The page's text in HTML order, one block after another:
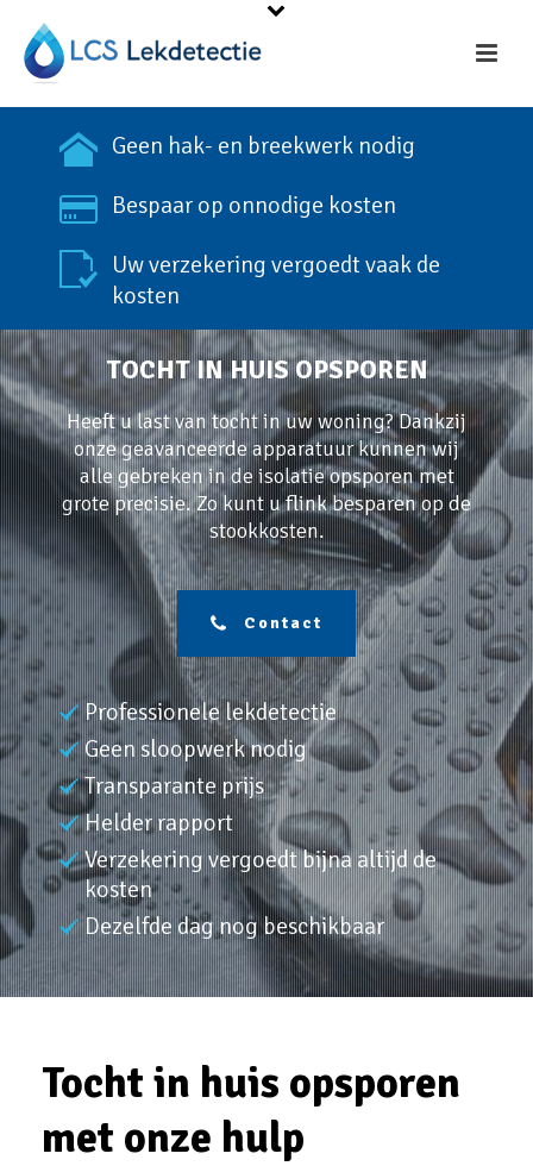
Geen hak- en breekwerk nodig
Bespaar op onnodige kosten
Uw verzekering vergoedt vaak de
kosten
TOCHT IN HUIS OPSPOREN
Heeft u last van tocht in uw woning? Dankzij
onze geavanceerde apparatuur kunnen wij
alle gebreken in de isolatie opsporen met
grote precisie. Zo kunt u flink besparen op de
stookkosten.
Contact
Professionele lekdetectie
Geen sloopwerk nodig
Transparante prijs
Helder rapport
Verzekering vergoedt bijna altijd de
kosten
Dezelfde dag nog beschikbaar
Tocht in huis opsporen
met onze hulp